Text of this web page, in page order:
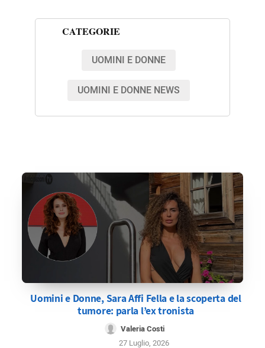
CATEGORIE
UOMINI E DONNE
UOMINI E DONNE NEWS
Uomini e Donne, Sara Affi Fella e la scoperta del
tumore: parla l’ex tronista
Valeria Costi
27 Luglio, 2026